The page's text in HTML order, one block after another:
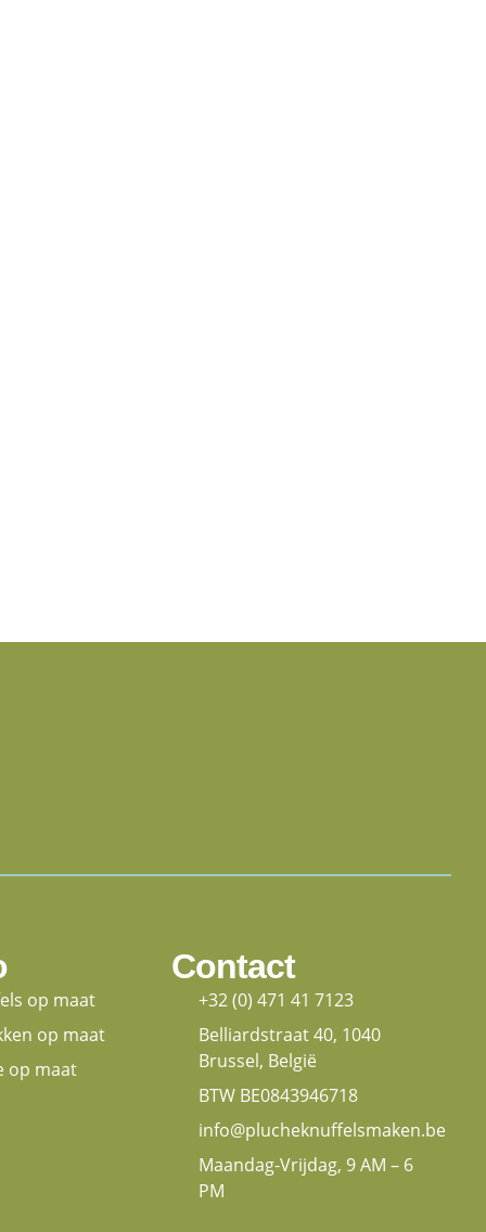
op maat
op maat
op maat
Contact
+32 (0) 471 41 7123
Belliardstraat 40, 1040
Brussel, België
BTW BE0843946718
info@plucheknuffelsmaken.be
Maandag-Vrijdag, 9 AM – 6
PM